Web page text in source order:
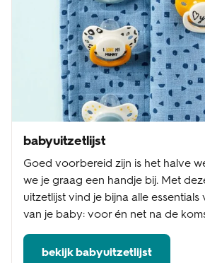
babyuitzetlijst
Goed voorbereid zijn is het halve
we je graag een handje bij. Met
uitzetlijst vind je bijna alle
van je baby: voor én net na de
bekijk babyuitzetlijst